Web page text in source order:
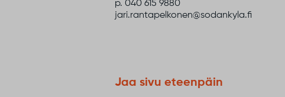
p. 040 615 9880
jari.rantapelkonen@sodankyla.fi
Jaa sivu eteenpäin